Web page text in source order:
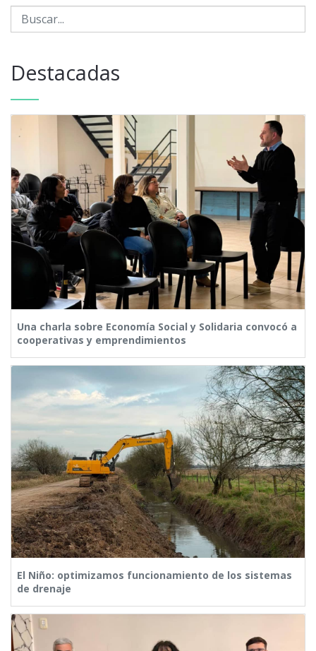
Destacadas
Una charla sobre Economía Social y Solidaria convocó a
cooperativas y emprendimientos
El Niño: optimizamos funcionamiento de los sistemas
de drenaje